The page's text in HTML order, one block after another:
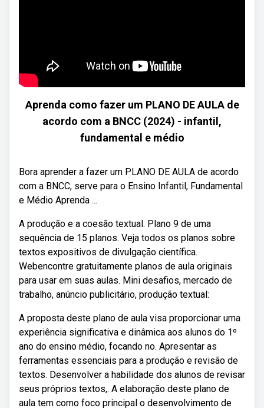
Aprenda como fazer um PLANO DE AULA de
acordo com a BNCC (2024) - infantil,
fundamental e médio
Bora aprender a fazer um PLANO DE AULA de acordo
com a BNCC, serve para o Ensino Infantil, Fundamental
e Médio Aprenda ...
A produção e a coesão textual. Plano 9 de uma
sequência de 15 planos. Veja todos os planos sobre
textos expositivos de divulgação científica.
Webencontre gratuitamente planos de aula originais
para usar em suas aulas. Mini desafios, mercado de
trabalho, anúncio publicitário, produção textual:
A proposta deste plano de aula visa proporcionar uma
experiência significativa e dinâmica aos alunos do 1º
ano do ensino médio, focando no. Apresentar as
ferramentas essenciais para a produção e revisão de
textos. Desenvolver a habilidade dos alunos de revisar
seus próprios textos,. A elaboração deste plano de
aula tem como foco principal o desenvolvimento de